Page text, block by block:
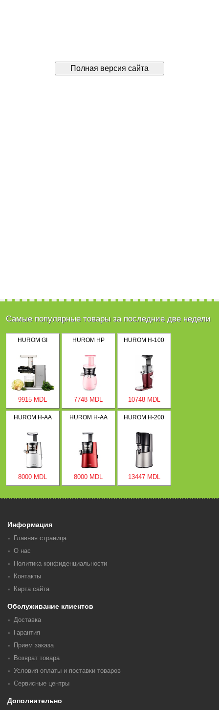
Самые популярные товары за последние две недели
HUROM GI
9915 MDL
HUROM HP
7748 MDL
HUROM H-100
10748 MDL
HUROM H-AA
8000 MDL
HUROM H-AA
8000 MDL
HUROM H-200
13447 MDL
Информация
Главная страница
О нас
Политика конфиденциальности
Контакты
Карта сайта
Обслуживание клиентов
Доставка
Гарантия
Прием заказа
Возврат товара
Условия оплаты и поставки товаров
Сервисные центры
Дополнительно